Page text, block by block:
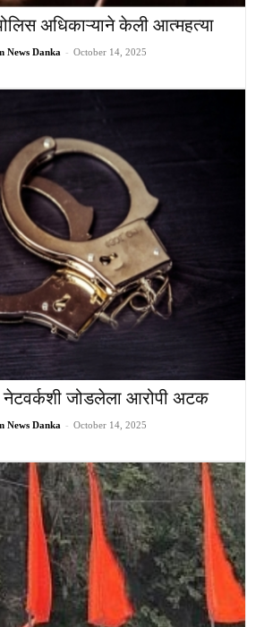
अधिकाऱ्याने केली आत्महत्या
News Danka - October 14, 2025
नेटवर्कशी जोडलेला आरोपी अटक
News Danka - October 14, 2025